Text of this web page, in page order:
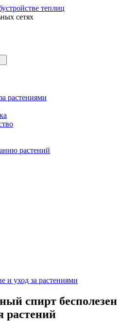
теплиц
сетях
растениями
растений
и уход за растениями
спирт бесполезен
растений